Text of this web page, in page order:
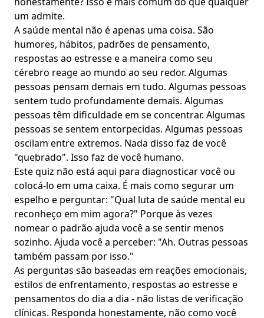
um admite.
A saúde mental não é apenas uma coisa. São
humores, hábitos, padrões de pensamento,
respostas ao estressee a maneira como seu
cérebro reage ao mundo ao seu redor. Algumas
pessoas pensam demais em tudo. Algumas pessoas
sentem tudo profundamente demais. Algumas
pessoas têm dificuldade em se concentrar. Algumas
pessoas se sentem entorpecidas. Algumas pessoas
oscilam entre extremos. Nada disso faz de você
"quebrado". Isso faz de você humano.
Este quiz não está aqui para diagnosticar você ou
colocá-lo em uma caixa. É mais como segurar um
espelho e perguntar: "Qual luta de saúde mental eu
reconheço em mim agora?" Porque às vezes
nomear o padrão ajuda você a se sentir menos
sozinho. Ajuda você a perceber: "Ah. Outras pessoas
também passam por isso."
As perguntas são baseadas em reações emocionais,
estilos de enfrentamento, respostas ao estressee
pensamentos do dia a dia - não listas de verificação
clínicas. Responda honestamente, não como você